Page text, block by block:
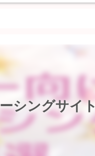
シングサイト